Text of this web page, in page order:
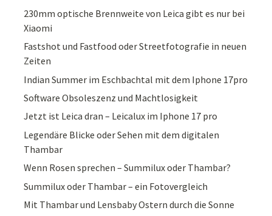
230mm optische Brennweite von Leica gibt es nur bei
Xiaomi
Fastshot und Fastfood oder Streetfotografie in neuen
Zeiten
Indian Summer im Eschbachtal mit dem Iphone 17pro
Software Obsoleszenz und Machtlosigkeit
Jetzt ist Leica dran – Leicalux im Iphone 17 pro
Legendäre Blicke oder Sehen mit dem digitalen
Thambar
Wenn Rosen sprechen – Summilux oder Thambar?
Summilux oder Thambar – ein Fotovergleich
Mit Thambar und Lensbaby Ostern durch die Sonne